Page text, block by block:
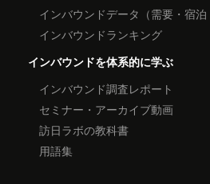
インバウンドデータ（需要・宿泊
インバウンドランキング
インバウンドを体系的に学ぶ
インバウンド調査レポート
セミナー・アーカイブ動画
訪日ラボの教科書
用語集